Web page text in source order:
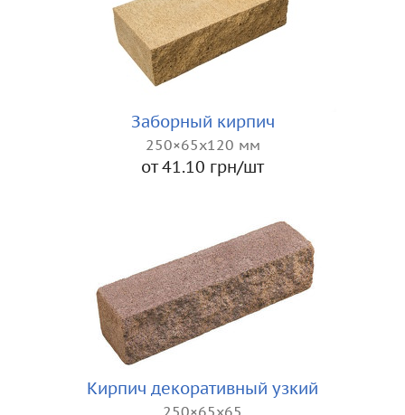
Заборный кирпич
250×65x120 мм
от 41.10 грн/шт
Кирпич декоративный узкий